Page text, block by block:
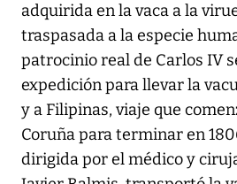
adquirida en la vaca a la
traspasada a la especie
patrocinio real de Carlos IV
expedición para llevar la
y a Filipinas, viaje que
Coruña para terminar en
dirigida por el médico y